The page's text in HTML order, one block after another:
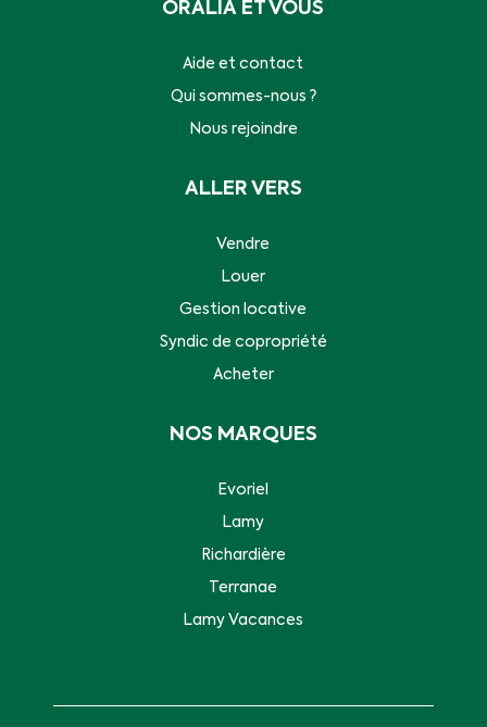
ORALIA ET VOUS
Aide et contact
Qui sommes-nous ?
Nous rejoindre
ALLER VERS
Vendre
Louer
Gestion locative
Syndic de copropriété
Acheter
NOS MARQUES
Evoriel
Lamy
Richardière
Terranae
Lamy Vacances